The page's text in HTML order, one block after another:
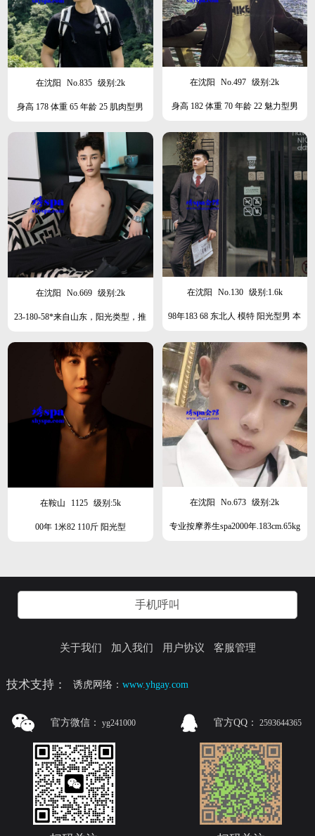
在沈阳 No.835 级别:2k
身高 178 体重 65 年龄 25 肌肉型男
在沈阳 No.497 级别:2k
身高 182 体重 70 年龄 22 魅力型男
在沈阳 No.669 级别:2k
23-180-58*来自山东，阳光类型，推
在沈阳 No.130 级别:1.6k
98年183 68 东北人 模特 阳光型男 本
在鞍山 1125 级别:5k
00年 1米82 110斤 阳光型
在沈阳 No.673 级别:2k
专业按摩养生spa2000年.183cm.65kg
手机呼叫
关于我们 加入我们 用户协议 客服管理
技术支持： 诱虎网络：www.yhgay.com
官方微信： yg241000 官方QQ： 2593644365